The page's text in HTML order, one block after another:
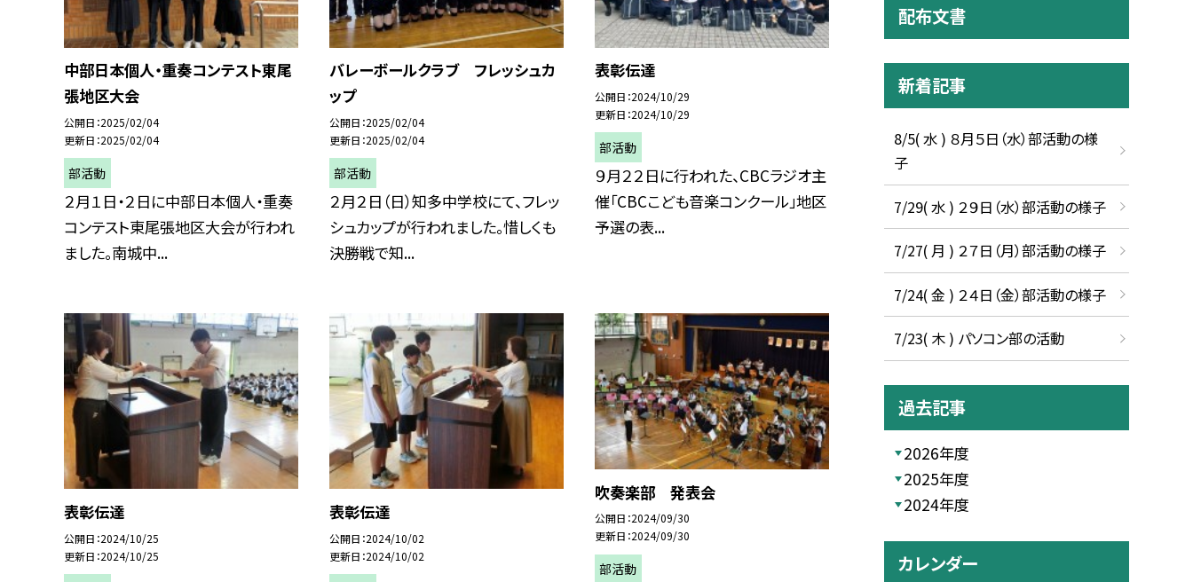
中部日本個人・重奏コンテスト東尾
張地区大会
公開日 2025/02/04
更新日 2025/02/04
部活動
２月１日・２日に中部日本個人・重奏
コンテスト東尾張地区大会が行われ
ました。南城中...
バレーボールクラブ フレッシュカ
ップ
公開日 2025/02/04
更新日 2025/02/04
部活動
２月２日（日）知多中学校にて、フレッ
シュカップが行われました。惜しくも
決勝戦で知...
表彰伝達
公開日 2024/10/29
更新日 2024/10/29
部活動
９月２２日に行われた、CBCラジオ主
催「CBCこども音楽コンクール」地区
予選の表...
表彰伝達
公開日 2024/10/25
更新日 2024/10/25
表彰伝達
公開日 2024/10/02
更新日 2024/10/02
吹奏楽部 発表会
公開日 2024/09/30
更新日 2024/09/30
部活動
配布文書
新着記事
8/5( 水 ) ８月５日（水）部活動の様
子
7/29( 水 ) ２９日（水）部活動の様子
7/27( 月 ) ２７日（月）部活動の様子
7/24( 金 ) ２４日（金）部活動の様子
7/23( 木 ) パソコン部の活動
過去記事
2026年度
2025年度
2024年度
カレンダー